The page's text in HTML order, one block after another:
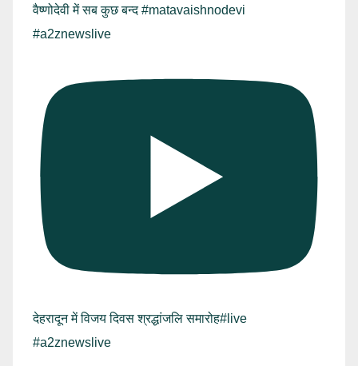
वैष्णोदेवी में सब कुछ बन्द #matavaishnodevi
#a2znewslive
देहरादून में विजय दिवस श्रद्धांजलि समारोह#live
#a2znewslive